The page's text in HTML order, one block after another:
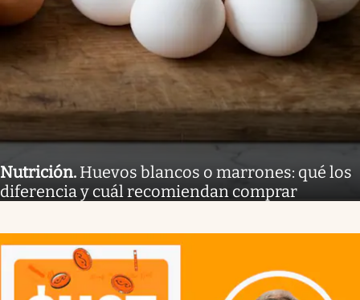
Nutrición. Huevos blancos o marrones: qué los
diferencia y cuál recomiendan comprar